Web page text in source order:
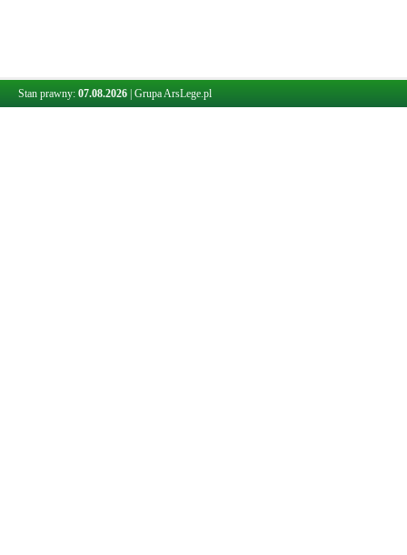
Stan prawny: 07.08.2026 Grupa ArsLege.pl